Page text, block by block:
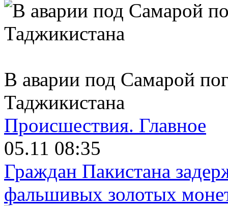
В аварии под Самарой
Таджикистана
Происшествия. Главное
05.11 08:35
Граждан Пакистана
фальшивых золотых